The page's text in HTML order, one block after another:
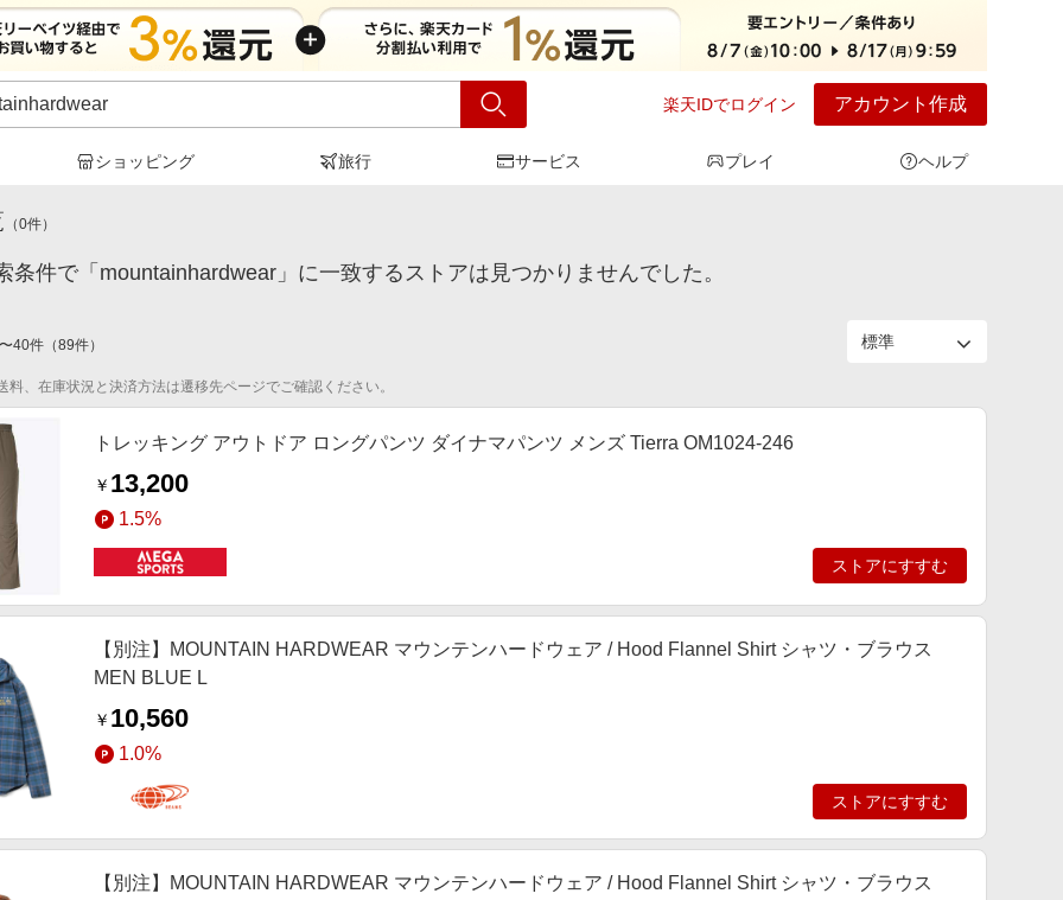
楽天IDでログイン アカウント作成
ショッピング 旅行 サービス プレイ ヘルプ
」の検索結果
（0件）
条件で「mountainhardwear」に一致するストアは見つかりませんでした。
〜40件 （89件）
料、在庫状況と決済方法は遷移先ページでご確認ください。
トレッキング アウトドア ロングパンツ ダイナマパンツ メンズ Tierra OM1024-246
￥ 13,200
1.5%
ストアにすすむ
【別注】MOUNTAIN HARDWEAR マウンテンハードウェア / Hood Flannel Shirt シャツ・ブラウス
MEN BLUE L
￥ 10,560
1.0%
ストアにすすむ
【別注】MOUNTAIN HARDWEAR マウンテンハードウェア / Hood Flannel Shirt シャツ・ブラウス